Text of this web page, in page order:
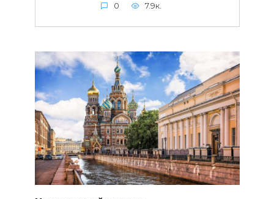
0 7.9к.